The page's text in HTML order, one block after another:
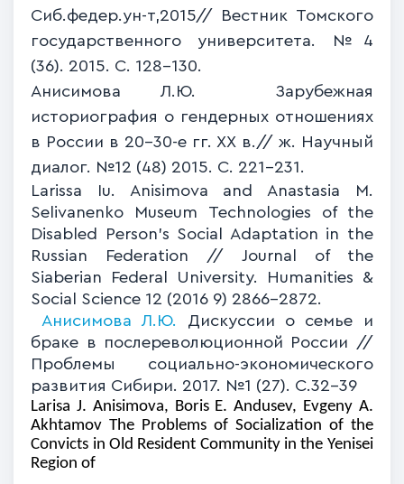
Сиб.федер.ун-т,2015//
Вестник Томского
государственного университета. №4
(36). 2015. С. 128-130.
Анисимова Л.Ю. Зарубежная
историография о гендерных отношениях
в России в 20-30-е гг. ХХ в.// ж. Научный
диалог. №12 (48) 2015. С. 221-231.
Larissa Iu. Anisimova and Anastasia M.
Selivanenko Museum Technologies of the
Disabled Person's Social Adaptation in the
Russian Federation // Journal of the
Siaberian Federal University. Humanities &
Social Science 12 (2016 9) 2866-2872.
Анисимова Л.Ю.
Дискуссии о семье и
браке в послереволюционной России //
Проблемы социально-экономического
развития Сибири. 2017. №1 (27). С.32-39
Larisa J. Anisimova, Boris E. Andusev, Evgeny A.
Akhtamov The Problems of Socialization of the
Convicts in Old Resident Communityin the Yenisei
Region of